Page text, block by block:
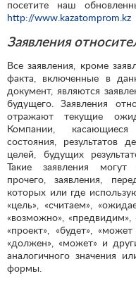
посетите наш
http://www.kazatomprom.kz
Заявления
Все заявления, кроме
факта, включенные в
документ, являются
будущего. Заявления
отражают текущие
Компании,
состояния, результатов
целей, будущих
Такие заявления
прочего, заявления,
которых или где
«цель», «считаем»,
«возможно», «предвидим»,
«проект», «будет», «может
«должен», «может» и
аналогичного значения
формы.